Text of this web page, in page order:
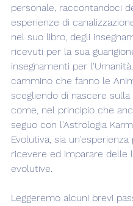
personale, raccontandoci
esperienze di
nel suo libro, degli
ricevuti per la sua
insegnamenti per
cammino che fanno le
scegliendo di nascere sulla
come, nel principio che
seguo con l'Astrologia
Evolutiva, sia un'esperienza
ricevere ed imparare delle
evolutive.
Leggeremo alcuni brevi